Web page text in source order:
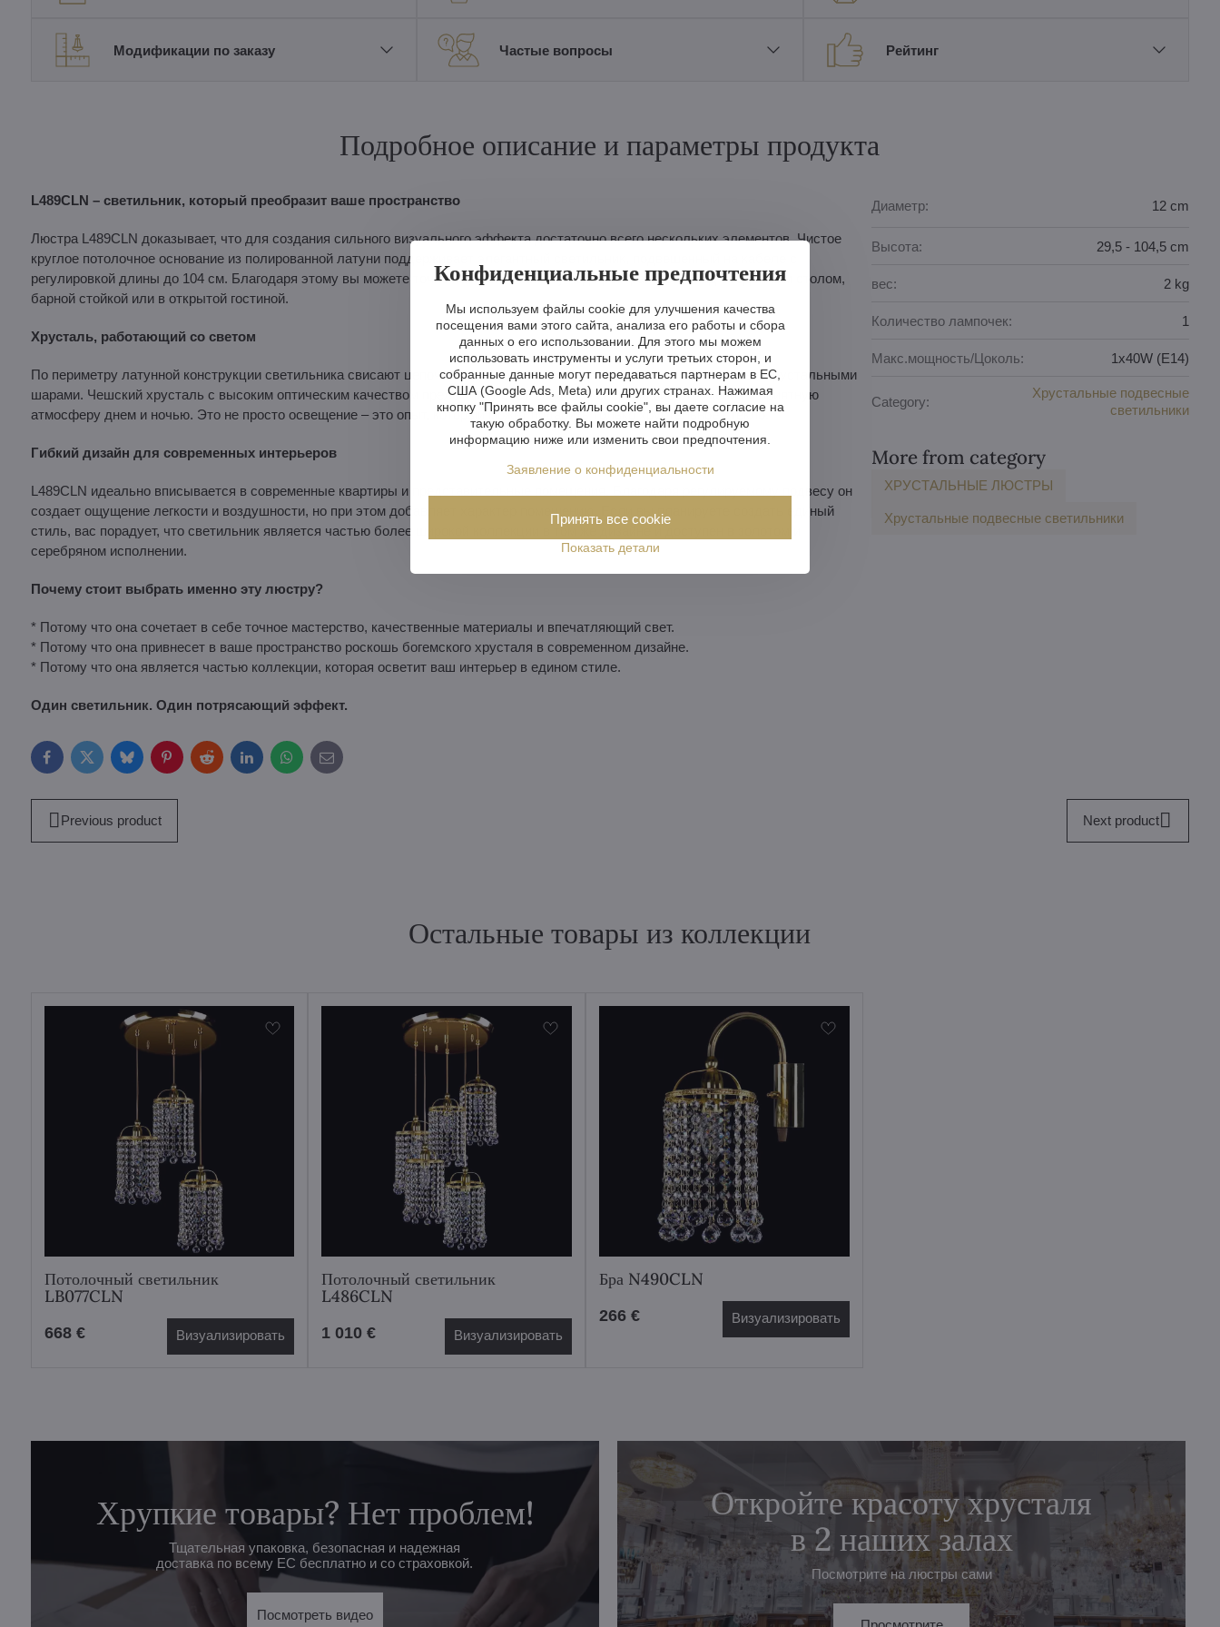
Модификации по заказу Частые вопросы Рейтинг
Подробное описание и параметры продукта
L489CLN – светильник, который преобразит ваше пространство
Люстра L489CLN доказывает, что для создания сильного визуального эффекта достаточно всего нескольких элементов. Чистое
круглое потолочное основание из полированной латуни поддерживает элегантный светильник, подвешенный на кабеле с
регулировкой длины до 104 см. Благодаря этому вы можете точно настроить высоту под пространство – над обеденным столом,
барной стойкой или в открытой гостиной.
Хрусталь, работающий со светом
По периметру латунной конструкции светильника свисают цепочки подвесок из ограненного хрусталя, законченные хрустальными
шарами. Чешский хрусталь с высоким оптическим качеством преломляет свет, создавая сверкающие отражения и приятную
атмосферу днем ​​и ночью. Это не просто освещение – это опыт, который может подарить только хрустальное стекло.
Гибкий дизайн для современных интерьеров
L489CLN идеально вписывается в современные квартиры и представительные помещения. Благодаря регулируемому подвесу он
создает ощущение легкости и воздушности, но при этом добавляет характер помещению. Если вы планируете создать единый
стиль, вас порадует, что светильник является частью более широкой коллекции в том же дизайне и доступен в золотом и
серебряном исполнении.
Почему стоит выбрать именно эту люстру?
* Потому что она сочетает в себе точное мастерство, качественные материалы и впечатляющий свет.
* Потому что она привнесет в ваше пространство роскошь богемского хрусталя в современном дизайне.
* Потому что она является частью коллекции, которая осветит ваш интерьер в едином стиле.
Один светильник. Один потрясающий эффект.
FacebookTwitterBlueskyPinterestRedditLinkedInWhatsApp
E-
mail
Диаметр: 12 cm
Высота: 29,5 - 104,5 cm
вес: 2 kg
Количество лампочек: 1
Макс.мощность/Цоколь: 1x40W (E14)
Category:
Хрустальные подвесные
светильники
More from category
ХРУСТАЛЬНЫЕ ЛЮСТРЫ
Хрустальные подвесные светильники
Previous product Next product
Остальные товары из коллекции
Потолочный светильник
LB077CLN
668 € Визуализировать
Потолочный светильник
L486CLN
1 010 € Визуализировать
Бра N490CLN
266 € Визуализировать
Хрупкие товары? Нет проблем!
Тщательная упаковка, безопасная и надежная
доставка по всему ЕС бесплатно и со страховкой.
Посмотреть видео
Откройте красоту хрусталя
в 2 наших залах
Посмотрите на люстры сами
Конфиденциальные предпочтения
Мы используем файлы cookie для улучшения качества
посещения вами этого сайта, анализа его работы и сбора
данных о его использовании. Для этого мы можем
использовать инструменты и услуги третьих сторон, и
собранные данные могут передаваться партнерам в ЕС,
США (Google Ads, Meta) или других странах. Нажимая
кнопку "Принять все файлы cookie", вы даете согласие на
такую обработку. Вы можете найти подробную
информацию ниже или изменить свои предпочтения.
Заявление о конфиденциальности
Показать детали
Принять все cookie